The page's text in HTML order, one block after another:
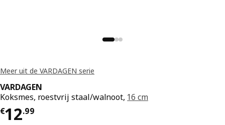
Meer uit de VARDAGEN serie
VARDAGEN
Koksmes, roestvrij staal/walnoot, 16 cm
€12.99
Prijs € 12.99